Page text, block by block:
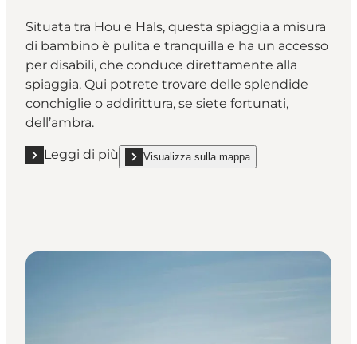
Situata tra Hou e Hals, questa spiaggia a misura
di bambino è pulita e tranquilla e ha un accesso
per disabili, che conduce direttamente alla
spiaggia. Qui potrete trovare delle splendide
conchiglie o addirittura, se siete fortunati,
dell’ambra.
Leggi di più
Leggi di più "La spiaggia di Bisnap"
Visualizza sulla mappa
show La spiaggia di Bisnap on_map